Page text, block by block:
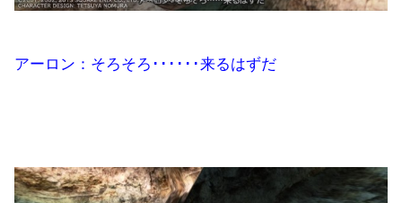
アーロン：そろそろ･･････来るはずだ